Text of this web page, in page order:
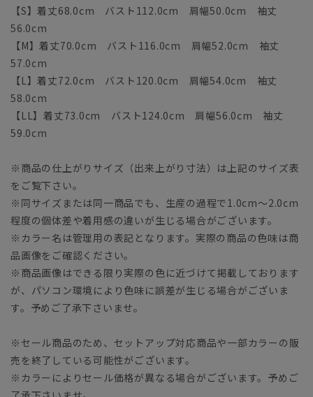
【S】着丈68.0cm バスト112.0cm 肩幅50.0cm 袖丈
56.0cm
【M】着丈70.0cm バスト116.0cm 肩幅52.0cm 袖丈
57.0cm
【L】着丈72.0cm バスト120.0cm 肩幅54.0cm 袖丈
58.0cm
【LL】着丈73.0cm バスト124.0cm 肩幅56.0cm 袖丈
59.0cm
※商品の仕上がりサイズ（出来上がり寸法）は上記のサイズ表
をご覧下さい。
※同サイズまたは同一商品でも、生産の過程で1.0cm～2.0cm
程度の個体差や着用感の違いが生じる場合がございます。
※カラー名は管理用の表記となります。実際の商品の色味は商
品画像をご確認ください。
※商品画像はできる限り実際の色に近づけて掲載しております
が、パソコン環境により色味に誤差が生じる場合がございま
す。予めご了承下さいませ。
※セール商品のため、セットアップ対応商品や一部カラーの販
売を終了している可能性がございます。
※カラーによりセール価格が異なる場合がございます。予めご